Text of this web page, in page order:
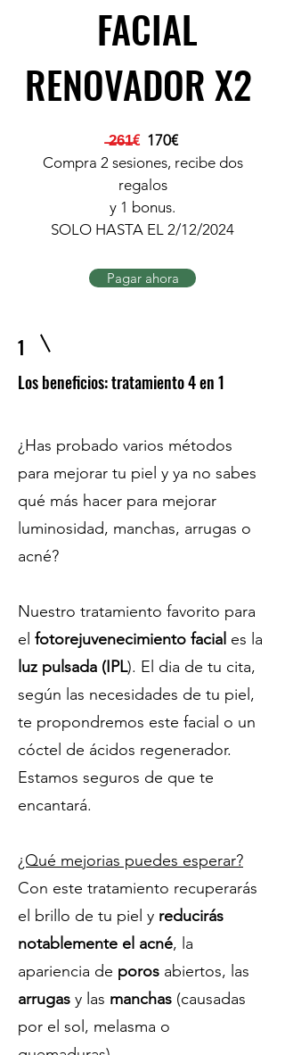
FACIAL
RENOVADOR X2
̶2̶6̶1̶€ 170€
Compra 2 sesiones, recibe dos
regalos
y 1 bonus.
SOLO HASTA EL 2/12/2024
Pagar ahora
1
Los beneficios: tratamiento 4 en 1
¿Has probado varios métodos
para mejorar tu piel y ya no sabes
qué más hacer para mejorar
luminosidad, manchas, arrugas o
acné?
Nuestro tratamiento favorito para
el fotorejuvenecimiento facial es la
luz pulsada (IPL). El dia de tu cita,
según las necesidades de tu piel,
te propondremos este facial o un
cóctel de ácidos regenerador.
Estamos seguros de que te
encantará.
¿Qué mejorias puedes esperar?
Con este tratamiento recuperarás
el brillo de tu piel y reducirás
notablemente el acné, la
apariencia de poros abiertos, las
arrugas y las manchas (causadas
por el sol, melasma o